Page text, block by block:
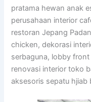
pratama hewan anak
perusahaan interior
restoran Jepang
chicken, dekorasi
serbaguna, lobby
renovasi interior toko
aksesoris sepatu hjiab